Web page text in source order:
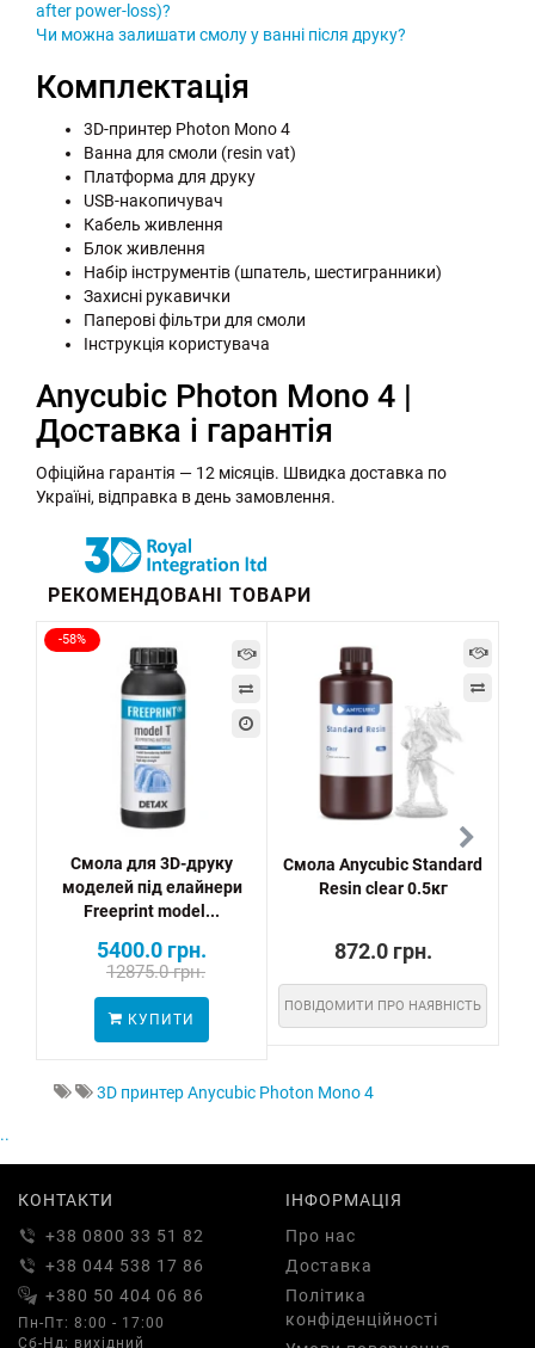
after power-loss)?
Чи можна залишати смолу у ванні після друку?
Комплектація
3D-принтер Photon Mono 4
Ванна для смоли (resin vat)
Платформа для друку
USB-накопичувач
Кабель живлення
Блок живлення
Набір інструментів (шпатель, шестигранники)
Захисні рукавички
Паперові фільтри для смоли
Інструкція користувача
Anycubic Photon Mono 4 |
Доставка і гарантія
Офіційна гарантія — 12 місяців. Швидка доставка по
Україні, відправка в день замовлення.
РЕКОМЕНДОВАНІ ТОВАРИ
-58%
Смола для 3D-друку
моделей під елайнери
Freeprint model...
5400.0 грн.
12875.0 грн.
КУПИТИ
Смола Anycubic Standard
Resin clear 0.5кг
872.0 грн.
ПОВІДОМИТИ ПРО НАЯВНІСТЬ
3D принтер Anycubic Photon Mono 4
..
КОНТАКТИ
+38 0800 33 51 82
+38 044 538 17 86
+380 50 404 06 86
Пн-Пт: 8:00 - 17:00
Сб-Нд: вихідний
ІНФОРМАЦІЯ
Про нас
Доставка
Політика
конфіденційності